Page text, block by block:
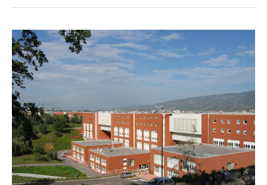
cacciatori